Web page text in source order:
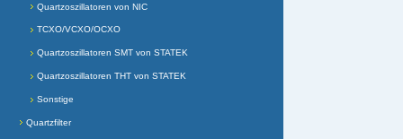
Quartzoszillatoren von NIC
TCXO/VCXO/OCXO
Quartzoszillatoren SMT von STATEK
Quartzoszillatoren THT von STATEK
Sonstige
Quartzfilter